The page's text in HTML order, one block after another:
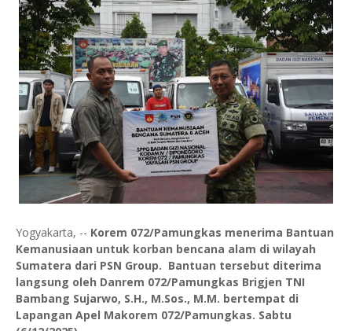
Yogyakarta, -- Korem 072/Pamungkas menerima Bantuan
Kemanusiaan untuk korban bencana alam di wilayah
Sumatera dari PSN Group. Bantuan tersebut diterima
langsung oleh Danrem 072/Pamungkas Brigjen TNI
Bambang Sujarwo, S.H., M.Sos., M.M. bertempat di
Lapangan Apel Makorem 072/Pamungkas. Sabtu